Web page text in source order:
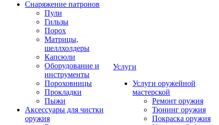
Снаряжение патронов
Пули
Гильзы
Порох
Матрицы,
шеллхолдеры
Капсюли
Оборудование и
инструменты
Пороховницы
Прокладки
Пыжи
Аксессуары для чистки
оружия
Услуги
Услуги оружейной
мастерской
Ремонт оружия
Тюнинг оружия
Покраска оружия